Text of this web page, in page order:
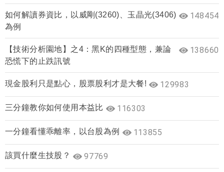
如何解讀券資比，以威剛(3260)、玉晶光(3406)
為例
148454
【技術分析園地】之4：黑K的四種型態，兼論
恐慌下的止跌訊號
138660
現金股利只是點心，股票股利才是大餐! 129983
三分鐘教你如何使用本益比 116303
一分鐘看懂乖離率，以台股為例 113855
該買什麼生技股？ 97769